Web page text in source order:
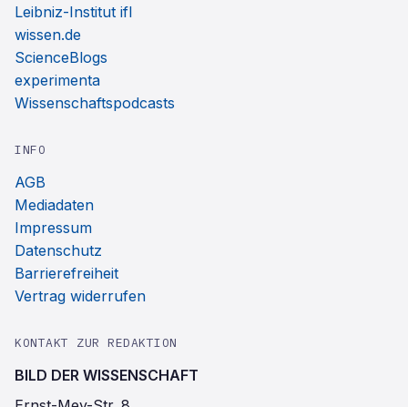
Leibniz-Institut ifl
wissen.de
ScienceBlogs
experimenta
Wissenschaftspodcasts
INFO
AGB
Mediadaten
Impressum
Datenschutz
Barrierefreiheit
Vertrag widerrufen
KONTAKT ZUR REDAKTION
BILD DER WISSENSCHAFT